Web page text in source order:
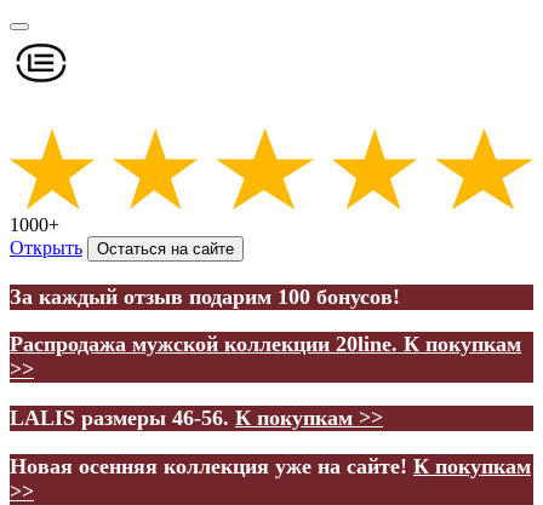
1000+
Открыть
Остаться на сайте
За каждый отзыв подарим 100 бонусов!
Распродажа мужской коллекции 20line. К покупкам
>>
LALIS размеры 46-56. К покупкам >>
Новая осенняя коллекция уже на сайте! К покупкам
>>